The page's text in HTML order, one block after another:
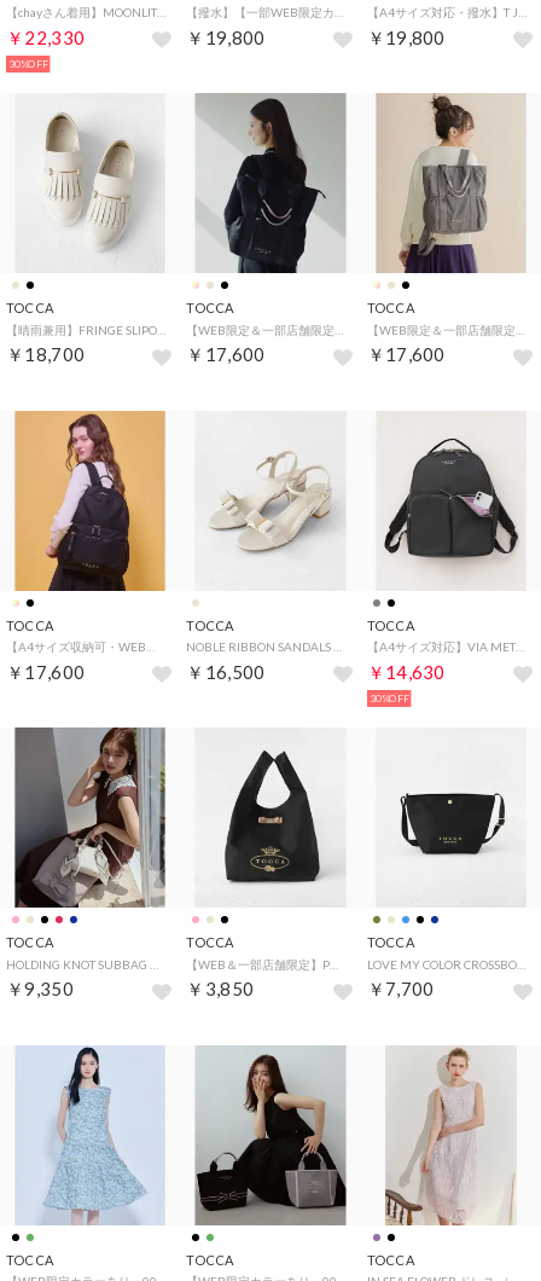
￥22,330
30%OFF
￥19,800 ￥19,800
TOCCA
￥18,700
TOCCA
￥17,600
TOCCA
￥17,600
TOCCA
￥17,600
TOCCA
￥16,500
TOCCA
【A4サイズ対応】VIA METRO BACKPACK バッグパック （ライトグレー系）
￥14,630
30%OFF
TOCCA
￥9,350
TOCCA
￥3,850
TOCCA
LOVE MY COLOR CROSSBODY BAG バッグ （ブラック系）
￥7,700
TOCCA TOCCA TOCCA